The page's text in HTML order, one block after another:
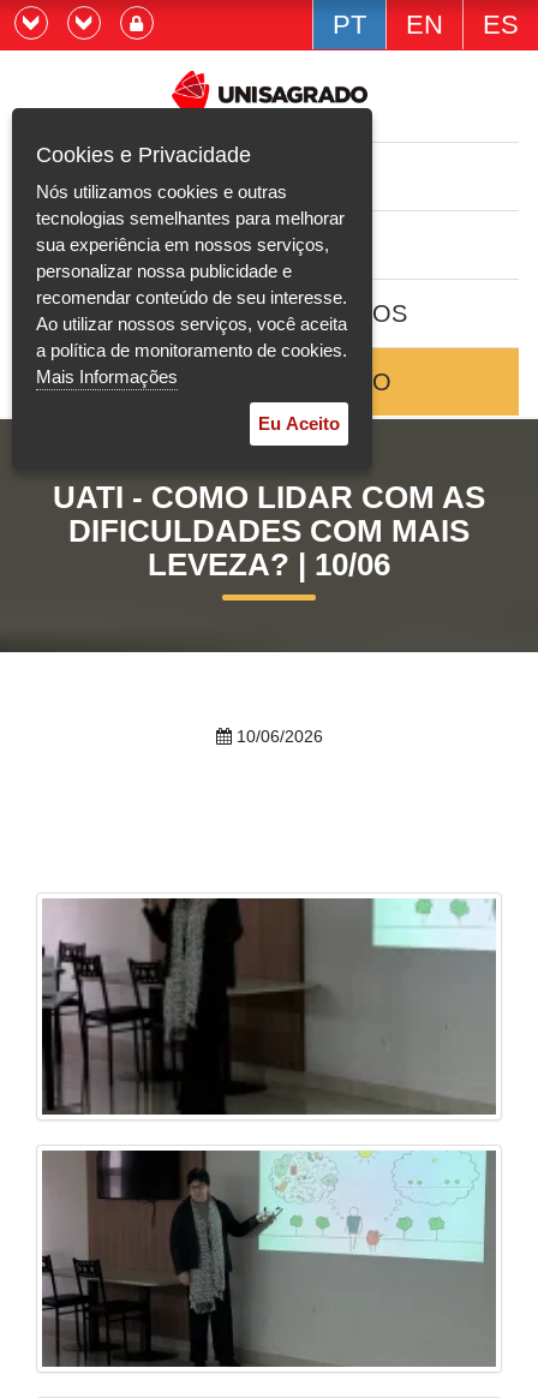
Graduação
Pós-graduação e MBA
Curta Duração
Vestibular
Transferência
Reingresso
Prouni
Já sou estudande
Quero ser estudante
PT EN ES
ESTUDE AQUI
BOLSAS E DESCONTOS
ENTRE EM CONTATO
UATI - COMO LIDAR COM AS
DIFICULDADES COM MAIS
LEVEZA? | 10/06
10/06/2026
Cookies e Privacidade
Nós utilizamos cookies e outras
tecnologias semelhantes para melhorar
sua experiência em nossos serviços,
personalizar nossa publicidade e
recomendar conteúdo de seu interesse.
Ao utilizar nossos serviços, você aceita
a política de monitoramento de cookies.
Mais Informações
Eu Aceito